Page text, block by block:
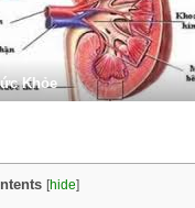
Khỏe
[hide]